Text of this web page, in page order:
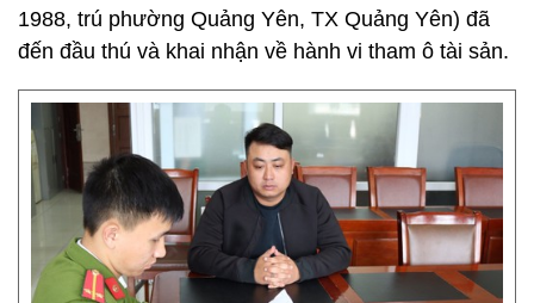
1988, trú phường Quảng Yên, TX Quảng Yên) đã
đến đầu thú và khai nhận về hành vi tham ô tài sản.